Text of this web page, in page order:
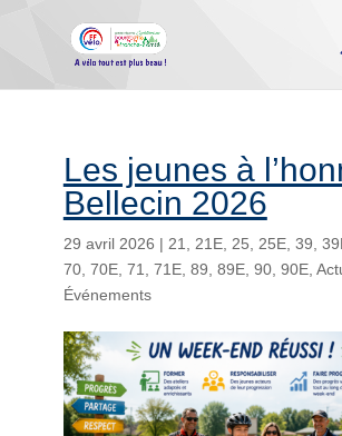
Les jeunes à
Bellecin 2026
29 avril 2026 | 21 21E, 25 25E, 39
70, 70E, 71 71E, 89 89E, 90, 90E,
Événements